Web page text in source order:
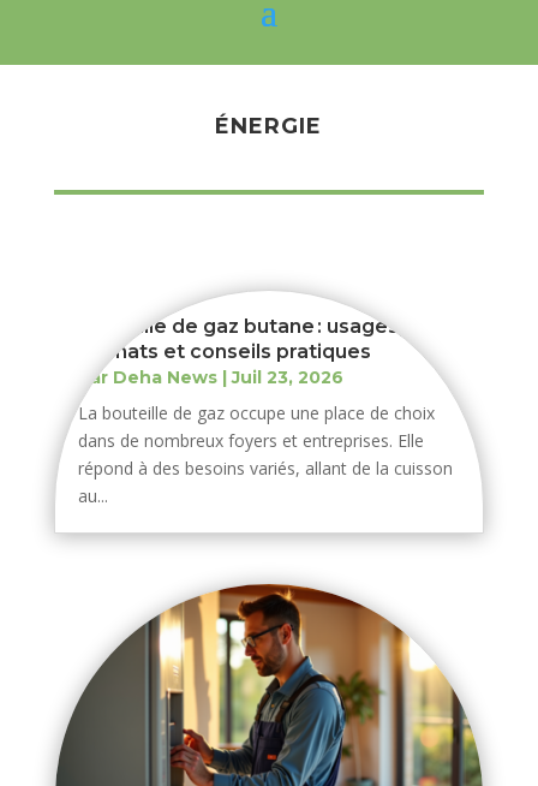
ÉNERGIE
Bouteille de gaz butane : usages,
formats et conseils pratiques
par Deha News|Juil 23, 2026
La bouteille de gaz occupe une place de choix
dans de nombreux foyers et entreprises. Elle
répond à des besoins variés, allant de la cuisson
au...